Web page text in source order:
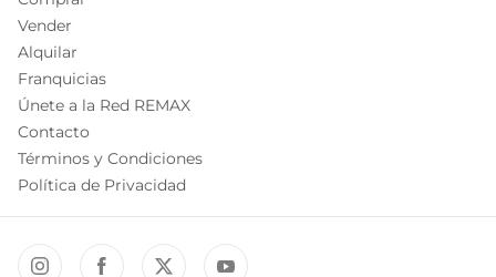
Vender
Alquilar
Franquicias
Únete a la Red REMAX
Contacto
Términos y Condiciones
Política de Privacidad